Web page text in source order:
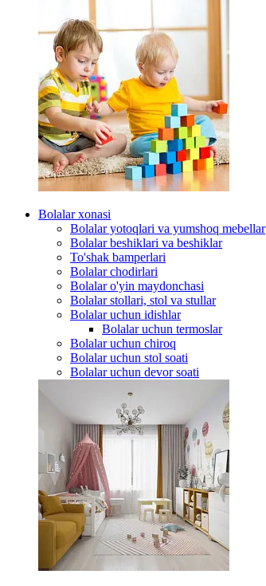
Bolalar xonasi
Bolalar yotoqlari va yumshoq mebellar
Bolalar beshiklari va beshiklar
To'shak bamperlari
Bolalar chodirlari
Bolalar o'yin maydonchasi
Bolalar stollari, stol va stullar
Bolalar uchun idishlar
Bolalar uchun termoslar
Bolalar uchun chiroq
Bolalar uchun stol soati
Bolalar uchun devor soati